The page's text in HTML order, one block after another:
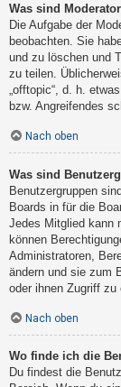
Was sind
Die Aufgabe der
beobachten. Sie
und zu löschen und
zu teilen.
„offtopic“, d. h.
bzw. Angreifendes
Nach oben
Was sind
Benutzergruppen
Boards in für die
Jedes Mitglied kann
können
Administratoren,
ändern und sie zum
oder ihnen Zugriff zu
Nach oben
Wo finde ich die
Du findest die